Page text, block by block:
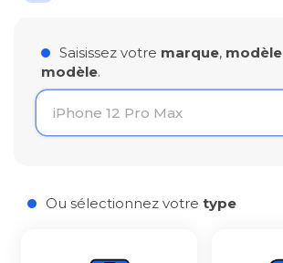
Saisissez votre marque, modèle
modèle.
Ou sélectionnez votre type